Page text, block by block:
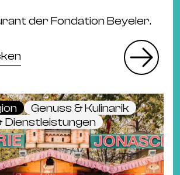
der Fondation Beyeler.
Genuss & Kulinarik
Dienstleistungen